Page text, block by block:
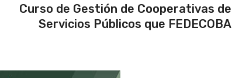
Curso de Gestión de Cooperativas de
Servicios Públicos que FEDECOBA